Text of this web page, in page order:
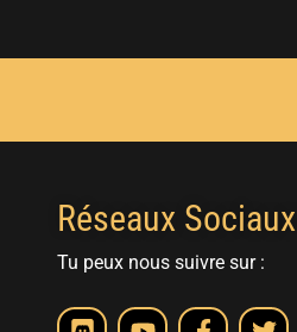
Réseaux Sociaux
Tu peux nous suivre sur :